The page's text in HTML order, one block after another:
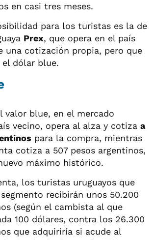
en casi tres meses.
para los turistas es la de
Prex, que opera en el país
una cotización propia, pero que
el dólar blue.
valor blue, en el mercado
vecino, opera al alza y cotiza a
para la compra, mientras
cotiza a 507 pesos argentinos,
máximo histórico.
los turistas uruguayos que
recibirán unos 50.200
(según el cambista al que
100 dólares, contra los 26.300
que adquiriría si acude al